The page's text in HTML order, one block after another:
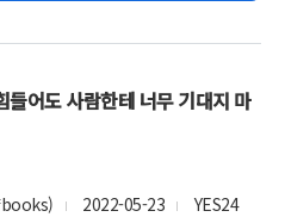
들어도 사람한테 너무 기대지 마
books)
2022-05-23
YES24